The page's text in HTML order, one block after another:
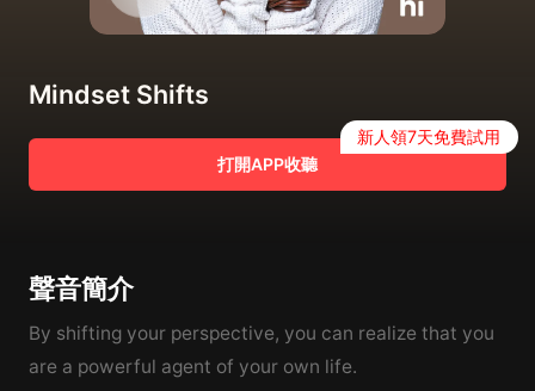
Mindset Shifts
打開APP收聽
新人領7天免費試用
聲音簡介
By shifting your perspective, you can realize that you
are a powerful agent of your own life.